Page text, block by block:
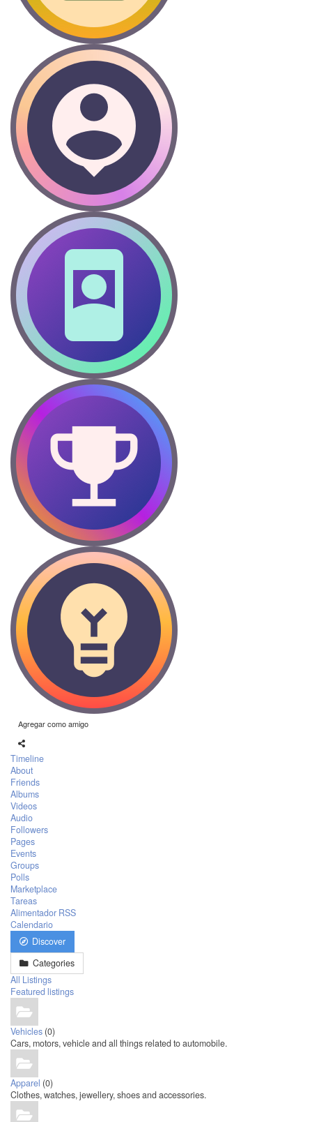
Agregar como amigo
Timeline
About
Friends
Albums
Videos
Audio
Followers
Pages
Events
Groups
Polls
Marketplace
Tareas
Alimentador RSS
Calendario
Discover
Categories
All Listings
Featured listings
Vehicles (0)
Cars, motors, vehicle and all things related to automobile.
Apparel (0)
Clothes, watches, jewellery, shoes and accessories.